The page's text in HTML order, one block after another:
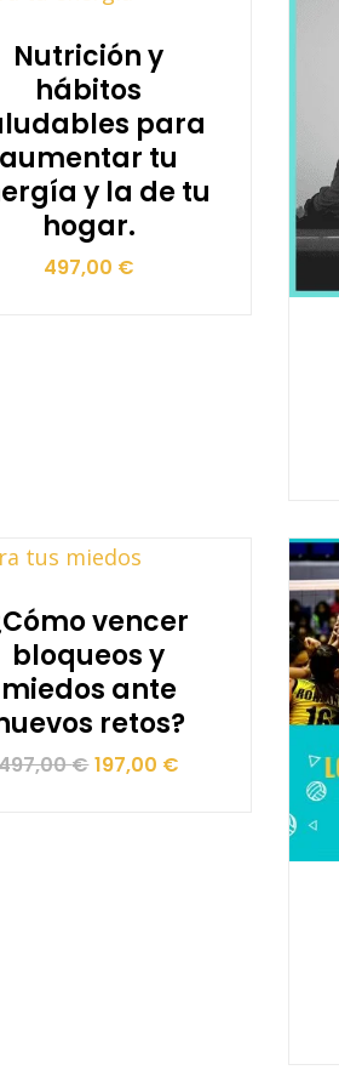
Nutrición y
hábitos
para
aumentar tu
y la de tu
hogar.
497,00 €
vencer
bloqueos y
miedos ante
retos?
€El197,00 €
El